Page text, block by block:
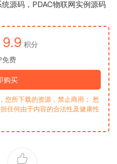
9.9 积分
免费
购买
您所下载的资源，禁止商用； 愁
任何由于内容的合法性及健康性